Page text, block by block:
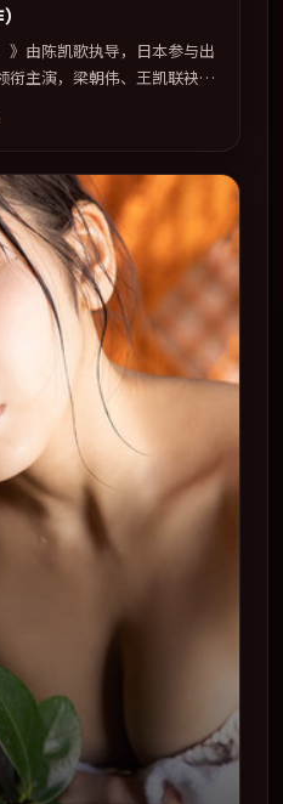
》由陈凯歌执导，日本参与出
衔主演，梁朝伟、王凯联袂出
表演与视听上力求统一。定
情节与人物弧光的观众完整